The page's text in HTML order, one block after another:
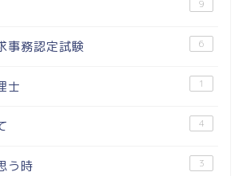
9
事務認定試験 6
士 1
4
う時 3